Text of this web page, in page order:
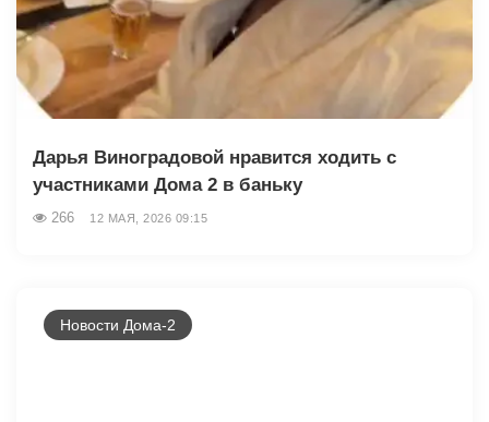
Дарья Виноградовой нравится ходить с
участниками Дома 2 в баньку
266 12 МАЯ, 2026 09:15
Новости Дома-2